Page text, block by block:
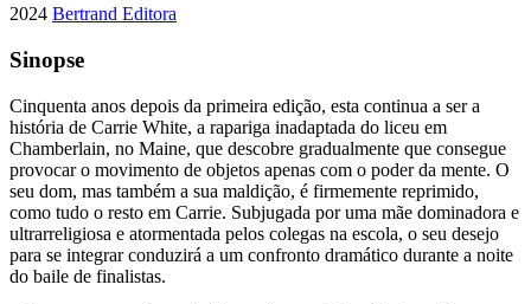
2024 Bertrand Editora
Sinopse
Cinquenta anos depois da primeira edição, esta continua a ser a
história de Carrie White, a rapariga inadaptada do liceu em
Chamberlain, no Maine, que descobre gradualmente que consegue
provocar o movimento de objetos apenas com o poder da mente. O
seu dom, mas também a sua maldição, é firmemente reprimido,
como tudo o resto em Carrie. Subjugada por uma mãe dominadora e
ultrarreligiosa e atormentada pelos colegas na escola, o seu desejo
para se integrar conduzirá a um confronto dramático durante a noite
do baile de finalistas.